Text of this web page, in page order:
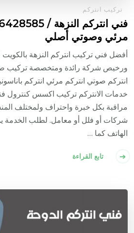
تركيب انتركم
مرئي وصوتي أصلي
أفضل فني تركيب انتركم النزهة
ورخيص شركة رائدة ومتخصصة تركيب
انتركم صوتي انتركم مرئي انتركم
خدمات الانتركم تركيب اكسس كنترول
مراقبة بكل خبرة واحتراف ولمختلف
شركات أو فلل أو معامل. لطلب الخدمة
الهاتف كما …
تابع القراءة